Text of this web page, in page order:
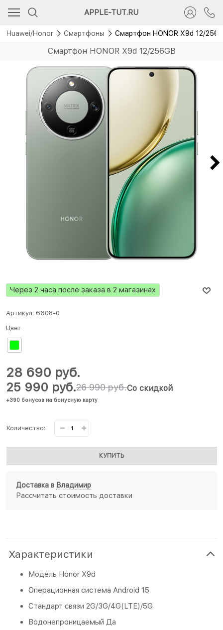
APPLE-TUT.RU
Huawei/Honor Смартфоны Смартфон HONOR X9d 12/
Смартфон HONOR X9d 12/256GB
Рекомендуем
Скидка 1 000 руб.
Через 2 часа после заказа в 2 магазинах
Артикул: 6608-0
Цвет
26 990 руб.
25 990 руб.
+390 бонусов на бонусную карту
Со скидкой
28 690 руб.
Количество:
КУПИТЬ
Доставка в Владимир
Рассчитать стоимость доставки
Характеристики
Модель Honor X9d
Операционная система Android 15
Стандарт связи 2G/3G/4G(LTE)/5G
Водонепроницаемый Да